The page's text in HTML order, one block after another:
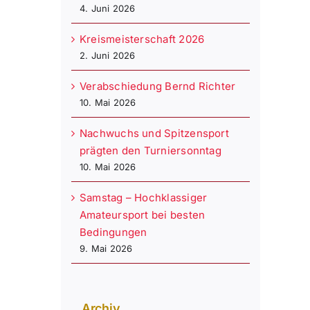
4. Juni 2026
Kreismeisterschaft 2026
2. Juni 2026
Verabschiedung Bernd Richter
10. Mai 2026
Nachwuchs und Spitzensport
prägten den Turniersonntag
10. Mai 2026
Samstag – Hochklassiger
Amateursport bei besten
Bedingungen
9. Mai 2026